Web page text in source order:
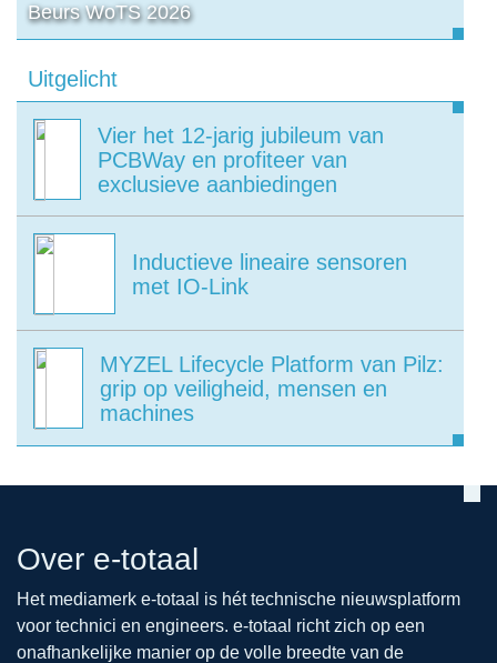
Beurs WoTS 2026
Uitgelicht
Vier het 12-jarig jubileum van
PCBWay en profiteer van
exclusieve aanbiedingen
Inductieve lineaire sensoren
met IO-Link
MYZEL Lifecycle Platform van Pilz:
grip op veiligheid, mensen en
machines
Over e-totaal
Het mediamerk e-totaal is hét technische nieuwsplatform
voor technici en engineers. e-totaal richt zich op een
onafhankelijke manier op de volle breedte van de